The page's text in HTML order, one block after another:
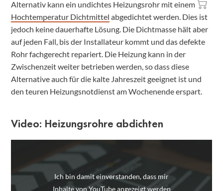
Alternativ kann ein undichtes Heizungsrohr mit einem
Hochtemperatur Dichtmittel abgedichtet werden. Dies ist
jedoch keine dauerhafte Lösung. Die Dichtmasse hält aber
auf jeden Fall, bis der Installateur kommt und das defekte
Rohr fachgerecht repariert. Die Heizung kann in der
Zwischenzeit weiter betrieben werden, so dass diese
Alternative auch für die kalte Jahreszeit geeignet ist und
den teuren Heizungsnotdienst am Wochenende erspart.
Video: Heizungsrohre abdichten
Ich bin damit einverstanden, dass mir
Inhalte von YouTube angezeigt werden